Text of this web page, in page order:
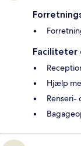
Faciliteter
Hjælp
Renseri-